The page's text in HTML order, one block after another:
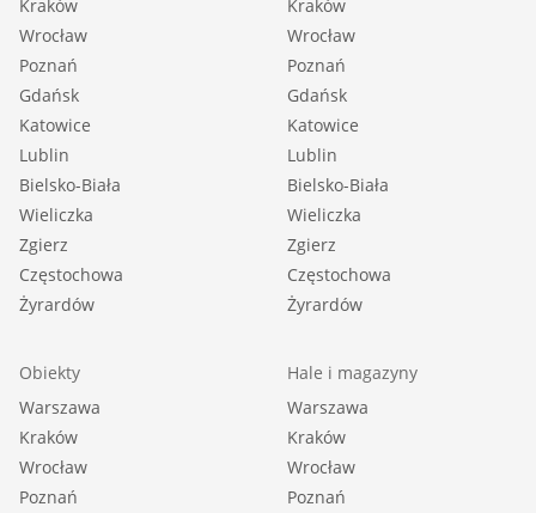
Kraków
Wrocław
Poznań
Gdańsk
Katowice
Lublin
Bielsko-Biała
Wieliczka
Zgierz
Częstochowa
Żyrardów
Kraków
Wrocław
Poznań
Gdańsk
Katowice
Lublin
Bielsko-Biała
Wieliczka
Zgierz
Częstochowa
Żyrardów
Obiekty
Warszawa
Kraków
Wrocław
Poznań
Hale i magazyny
Warszawa
Kraków
Wrocław
Poznań